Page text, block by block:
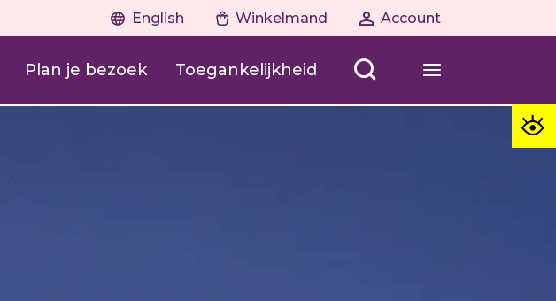
English Winkelmand Account
Plan je bezoek Toegankelijkheid